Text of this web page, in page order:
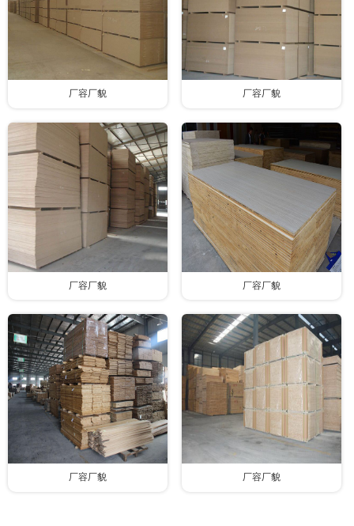
厂容厂貌 厂容厂貌
厂容厂貌 厂容厂貌
厂容厂貌 厂容厂貌